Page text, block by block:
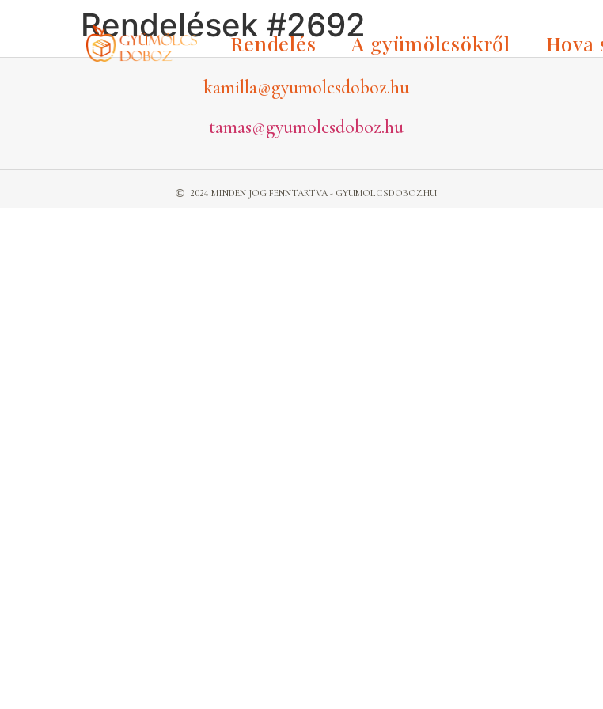
Rendelés A gyümölcsökről Hova
Rendelések #2692
kamilla@gyumolcsdoboz.hu
tamas@gyumolcsdoboz.hu
2024 MINDEN JOG FENNTARTVA - GYUMOLCSDOBOZ.HU